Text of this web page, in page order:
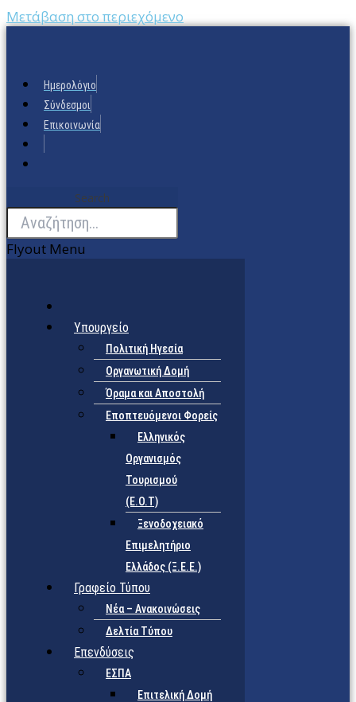
Μετάβαση στο περιεχόμενο
Ημερολόγιο
Σύνδεσμοι
Επικοινωνία
Search
Flyout Menu
Υπουργείο
Πολιτική Ηγεσία
Οργανωτική Δομή
Όραμα και Αποστολή
Εποπτευόμενοι Φορείς
Eλληνικός
Οργανισμός
Τουρισμού
(Ε.Ο.Τ)
Ξενοδοχειακό
Επιμελητήριο
Ελλάδος (Ξ.Ε.Ε.)
Γραφείο Τύπου
Νέα – Ανακοινώσεις
Δελτία Τύπου
Επενδύσεις
ΕΣΠΑ
Επιτελική Δομή